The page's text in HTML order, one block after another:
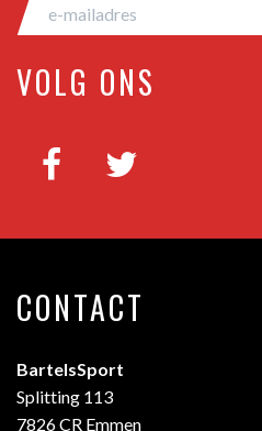
VOLG ONS
CONTACT
BartelsSport
Splitting 113
7826 CR Emmen